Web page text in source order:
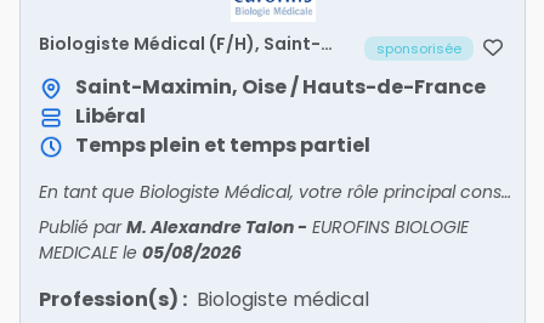
Biologiste Médical (F/H), Saint-
sponsorisée
Saint-Maximin, Oise / Hauts-de-France
Libéral
Temps plein et temps partiel
En tant que Biologiste Médical, votre rôle principal consiste à encadrer toutes les activités du site sous votre responsabilité. Vous êtes en relation avec patients et confrères pour l'accueil
Publié parM. Alexandre Talon- EUROFINS BIOLOGIE
MEDICALEle 05/08/2026
Profession(s) : Biologiste médical